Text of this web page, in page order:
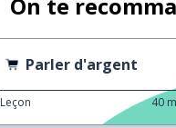
Parler d'argent
Leçon 40